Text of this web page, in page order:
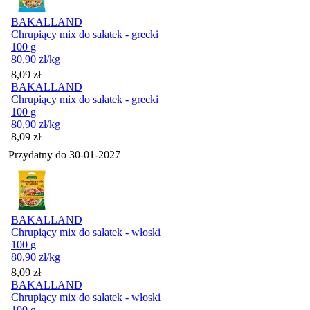
BAKALLAND
Chrupiący mix do sałatek - grecki
100 g
80,90 zł/kg
Cena
8,09 zł
BAKALLAND
Chrupiący mix do sałatek - grecki
100 g
80,90 zł/kg
Cena
8,09 zł
Przydatny do 30-01-2027
BAKALLAND
Chrupiący mix do sałatek - włoski
100 g
80,90 zł/kg
Cena
8,09 zł
BAKALLAND
Chrupiący mix do sałatek - włoski